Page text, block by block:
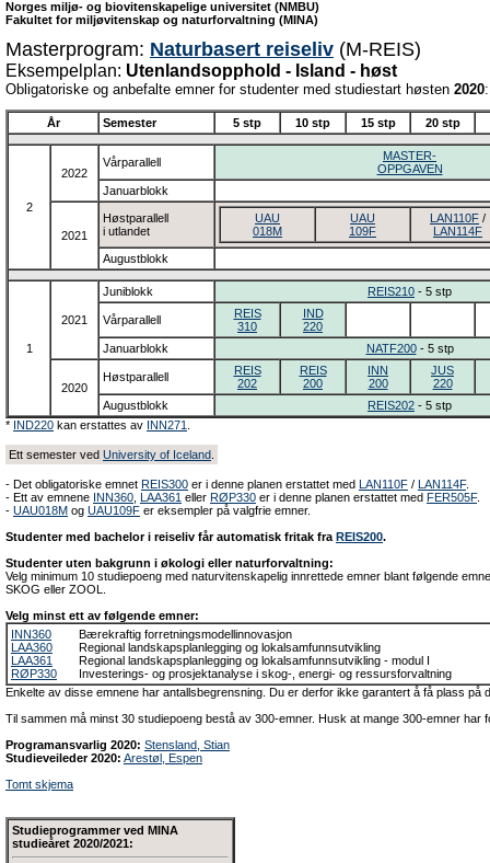
Norges miljø- og biovitenskapelige universitet (NMBU)
Fakultet for miljøvitenskap og naturforvaltning (MINA)
Masterprogram: Naturbasert reiseliv (M-REIS)
Eksempelplan: Utenlandsopphold - Island - høst
Obligatoriske og anbefalte emner for studenter med studiestart høsten 2020:
År Semester 5 stp 10 stp 15 stp 20 stp
2
2022
Vårparallell
MASTER-
OPPGAVEN
Januarblokk
2021
Høstparallell
i utlandet
UAU
018M
UAU
109F
LAN110F /
LAN114F
Augustblokk
1
2021
Juniblokk REIS210 - 5 stp
Vårparallell
REIS
310
IND
220
Januarblokk
NATF200- 5 stp
2020
Høstparallell
REIS
202
REIS
200
INN
200
JUS
220
Augustblokk
REIS202 - 5 stp
* IND220 kan erstattes av INN271
Ett semester ved University of Iceland
- Det obligatoriske emnet REIS300 er i denne planen erstattet med LAN110F / LAN114F.
- Ett av emnene INN360 LAA361 eller RØP330 er i denne planen erstattet med FER505F.
- UAU018M og UAU109F er eksempler på valgfrie emner.
Studenter med bachelor i reiseliv får automatisk fritak fra REIS200.
Studenter uten bakgrunn i økologi eller naturforvaltning:
Velg minimum 10 studiepoeng med naturvitenskapelig innrettede emner blant følgende
SKOG eller ZOOL.
Velg minst ett av følgende emner:
INN360
Bærekraftig forretningsmodellinnovasjon
LAA360
Regional landskapsplanlegging og lokalsamfunnsutvikling
LAA361
Regional landskapsplanlegging og lokalsamfunnsutvikling - modul I
RØP330
Investerings- og prosjektanalyse i skog-, energi- og ressursforvaltning
Enkelte av disse emnene har antallsbegrensning. Du er derfor ikke garantert å få plass på
Til sammen må minst 30 studiepoeng bestå av 300-emner. Husk at mange 300-emner har
Programansvarlig 2020: Stensland, Stian
Studieveileder 2020: Arestøl, Espen
Tomt skjema
Studieprogrammer ved MINA
studieåret 2020/2021: